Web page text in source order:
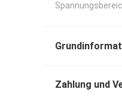
Zahlung und